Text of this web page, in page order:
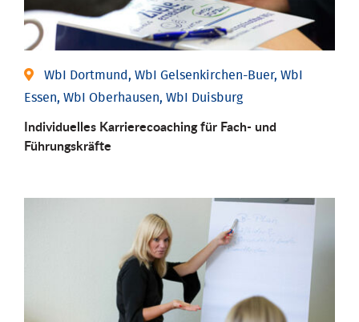
WbI Dortmund, WbI Gelsenkirchen-Buer, WbI
Essen, WbI Oberhausen, WbI Duisburg
Individu­elles Karrierecoaching für Fach-­ und
Führungs­kräfte